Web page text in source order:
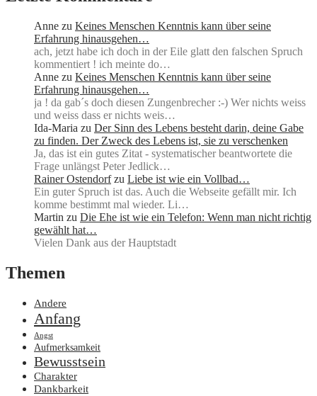
Anne zu Keines Menschen Kenntnis kann über seine
Erfahrung hinausgehen…
ach, jetzt habe ich doch in der Eile glatt den falschen Spruch
kommentiert ! ich meinte do…
Anne zu Keines Menschen Kenntnis kann über seine
Erfahrung hinausgehen…
ja ! da gab´s doch diesen Zungenbrecher :-) Wer nichts weiss
und weiss dass er nichts weis…
Ida-Maria zu Der Sinn des Lebens besteht darin, deine Gabe
zu finden. Der Zweck des Lebens ist, sie zu verschenken
Ja, das ist ein gutes Zitat - systematischer beantwortete die
Frage unlängst Peter Jedlick…
Rainer Ostendorf zu Liebe ist wie ein Vollbad…
Ein guter Spruch ist das. Auch die Webseite gefällt mir. Ich
komme bestimmt mal wieder. Li…
Martin zu Die Ehe ist wie ein Telefon: Wenn man nicht richtig
gewählt hat…
Vielen Dank aus der Hauptstadt
Themen
Andere
Anfang
Angst
Aufmerksamkeit
Bewusstsein
Charakter
Dankbarkeit